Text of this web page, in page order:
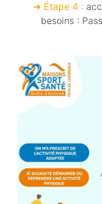
Étape 4 :
besoins :